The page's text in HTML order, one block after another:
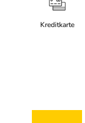
Kreditkarte